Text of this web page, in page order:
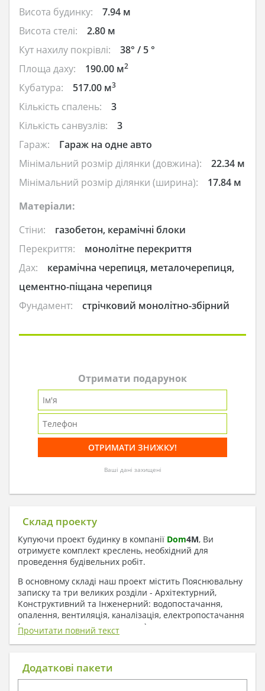
Висота будинку:
7.94 м
Висота стелі:
2.80 м
Кут нахилу покрівлі:
38° / 5 °
Площа даху:
190.00 м2
Кубатура: 517.00 м3
Кількість спалень:
3
Кількість санвузлів:
3
Гараж:
Гараж на одне авто
Мінімальний розмір ділянки (довжина):
22.34 м
Мінімальний розмір ділянки (ширина):
17.84 м
Матеріали:
Стіни:
газобетон, керамічні блоки
Перекриття:
монолітне перекриття
Дах:
керамічна черепиця, металочерепиця,
цементно-піщана черепиця
Фундамент:
стрічковий монолітно-збірний
Отримати подарунок
Ваші дані захищені
Склад проекту
Купуючи проект будинку в компанії Dom4M, Ви
отримуєте комплект креслень, необхідний для
проведення будівельних робіт.
В основному складі наш проект містить Пояснювальну
записку та три великих розділи - Архітектурний,
Конструктивний та Інженерний: водопостачання,
опалення, вентиляція, каналізація, електропостачання
( купується за додаткову плату ).
1. До складу Архітектурного розділу
входять:
Прочитати повний текст
Додаткові пакети